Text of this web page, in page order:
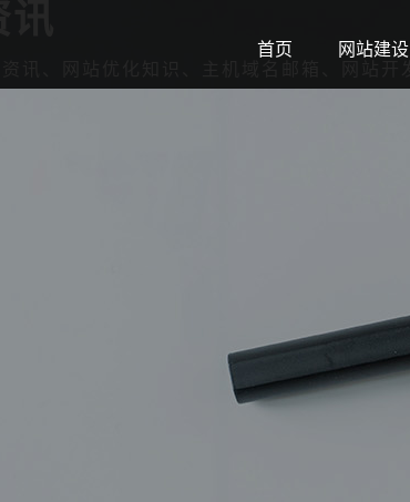
首页
网站建设
讯、网站优化知识、主机域名邮箱、网站开